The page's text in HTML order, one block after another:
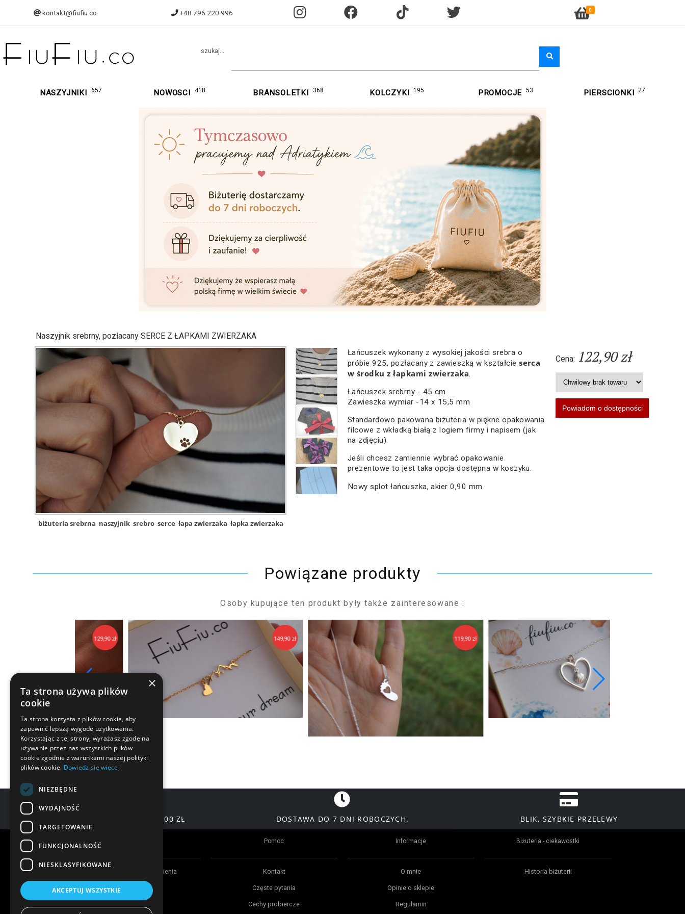
kontakt@fiufiu.co +48 796 220 996 0
szukaj...
NASZYJNIKI 657 NOWOSCI 418 BRANSOLETKI 368 KOLCZYKI 195 PROMOCJE 53 PIERSCIONKI 27
Naszyjnik srebrny, pozłacany SERCE Z ŁAPKAMI ZWIERZAKA
biżuteria srebrna naszyjnik srebro serce łapa zwierzaka łapka zwierzaka
Łańcuszek wykonany z wysokiej jakości srebra o
próbie 925, pozłacany z zawieszką w kształcieserca
w środku z łapkami zwierzaka.
Łańcuszek srebrny - 45 cm
Zawieszka wymiar -14 x 15,5 mm
Standardowo pakowana biżuteria w piękne opakowania
filcowe z wkładką białą z logiem firmy i napisem (jak
na zdjęciu).
Jeśli chcesz zamiennie wybrać opakowanie
prezentowe to jest taka opcja dostępna w koszyku.
Nowy splot łańcuszka, akier 0,90 mm
Cena: 122,90 zł
Powiązane produkty
Osoby kupujące ten produkt były także zainteresowane :
129,90 zł
DARMOWA DOSTAWA OD 200,00 ZŁ DOSTAWA DO 7 DNI ROBOCZYCH. BLIK, SZYBKIE PRZELEWY
Czas realizacji zamówienia
Formy płatności
Pomoc
Kontakt
Częste pytania
Cechy probiercze
Informacje
O mnie
Opinie o sklepie
Regulamin
Biżuteria - ciekawostki
Historia biżuterii
×
Ta strona używa plików
cookie
Ta strona korzysta z plików cookie, aby
zapewnić lepszą wygodę użytkowania.
Korzystając z tej strony, wyrażasz zgodę na
używanie przez nas wszystkich plików
cookie zgodnie z warunkami naszej polityki
plików cookie. Dowiedz się więcej
NIEZBĘDNE
WYDAJNOŚĆ
TARGETOWANIE
FUNKCJONALNOŚĆ
NIESKLASYFIKOWANE
AKCEPTUJ WSZYSTKIE